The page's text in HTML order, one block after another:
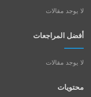
لا يوجد مقالات
أفضل المراجعات
لا يوجد مقالات
محتويات